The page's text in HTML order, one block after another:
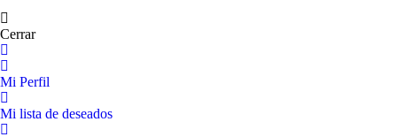
Cerrar
Mi Perfil
Mi lista de deseados